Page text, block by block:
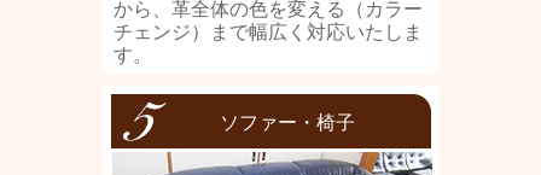
から、革全体の色を変える（カラー
チェンジ）まで幅広く対応いたしま
す。
ソファー・椅子